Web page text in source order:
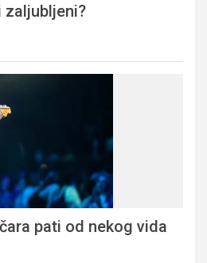
zaljubljeni?
pati od nekog vida